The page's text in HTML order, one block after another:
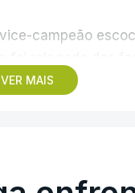
VER MAIS
campeão
pelos
outra equipa